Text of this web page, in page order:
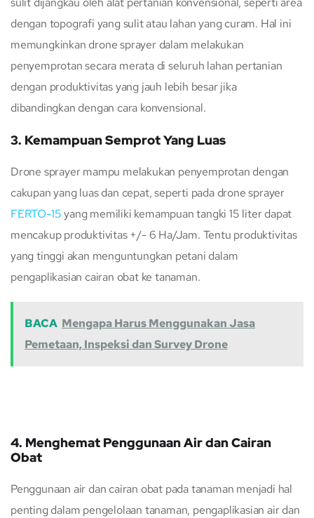
dengan topografi yang sulit atau lahan yang curam. Hal ini
memungkinkan drone sprayer dalam melakukan
penyemprotan secara merata di seluruh lahan pertanian
dengan produktivitas yang jauh lebih besar jika
dibandingkan dengan cara konvensional.
3. Kemampuan Semprot Yang Luas
Drone sprayer mampu melakukan penyemprotan dengan
cakupan yang luas dan cepat, seperti pada drone sprayer
FERTO-15yang memiliki kemampuan tangki 15 liter dapat
mencakup produktivitas +/- 6 Ha/Jam. Tentu produktivitas
yang tinggi akan menguntungkan petani dalam
pengaplikasian cairan obat ke tanaman.
BACA Mengapa Harus Menggunakan Jasa
Pemetaan, Inspeksi dan Survey Drone
4. Menghemat Penggunaan Air dan Cairan
Obat
Penggunaan air dan cairan obat pada tanaman menjadi hal
penting dalam pengelolaan tanaman, pengaplikasian air dan